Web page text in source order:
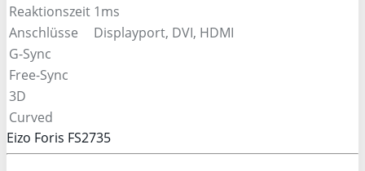
Reaktionszeit 1ms
Anschlüsse
Displayport, DVI, HDMI
G-Sync
Free-Sync
3D
Curved
Eizo Foris FS2735